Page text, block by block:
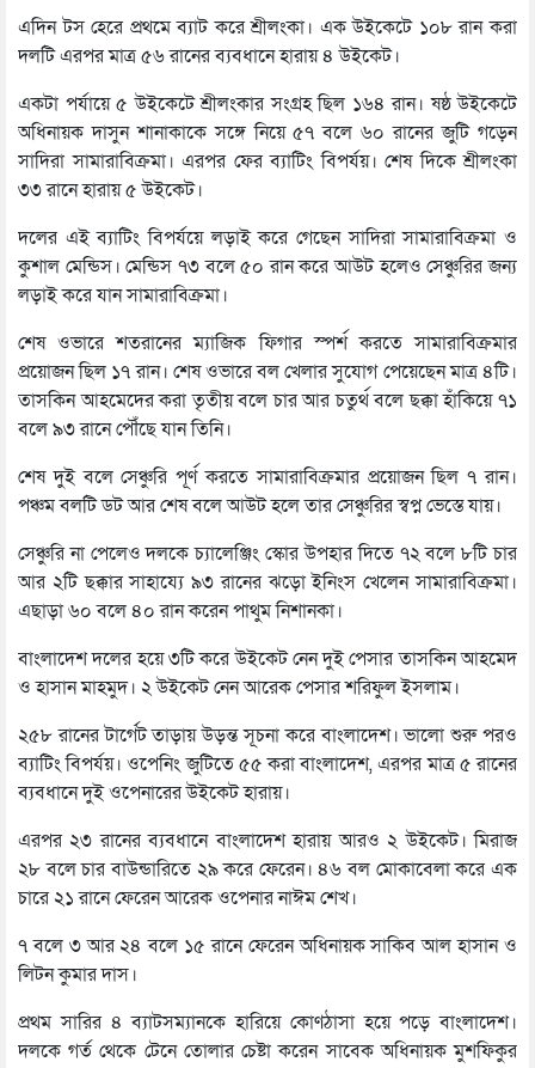
এদিন টস হেরে প্রথমে ব্যাট করে শ্রীলংকা। এক উইকেটে ১০৮ রান করা
দলটি এরপর মাত্র ৫৬ রানের ব্যবধানে হারায় ৪ উইকেট।
একটা পর্যায়ে ৫ উইকেটে শ্রীলংকার সংগ্রহ ছিল ১৬৪ রান। ষষ্ঠ উইকেটে
অধিনায়ক দাসুন শানাকাকে সঙ্গে নিয়ে ৫৭ বলে ৬০ রানের জুটি গড়েন
সাদিরা সামারাবিক্রমা। এরপর ফের ব্যাটিং বিপর্যয়। শেষ দিকে শ্রীলংকা
৩৩ রানে হারায় ৫ উইকেট।
দলের এই ব্যাটিং বিপর্যয়ে লড়াই করে গেছেন সাদিরা সামারাবিক্রমা ও
কুশাল মেন্ডিস। মেন্ডিস ৭৩ বলে ৫০ রান করে আউট হলেও সেঞ্চুরির জন্য
লড়াই করে যান সামারাবিক্রমা।
শেষ ওভারে শতরানের ম্যাজিক ফিগার স্পর্শ করতে সামারাবিক্রমার
প্রয়োজন ছিল ১৭ রান। শেষ ওভারে বল খেলার সুযোগ পেয়েছেন মাত্র ৪টি।
তাসকিন আহমেদের করা তৃতীয় বলে চার আর চতুর্থ বলে ছক্কা হাঁকিয়ে ৭১
বলে ৯৩ রানে পৌঁছে যান তিনি।
শেষ দুই বলে সেঞ্চুরি পূর্ণ করতে সামারাবিক্রমার প্রয়োজন ছিল ৭ রান।
পঞ্চম বলটি ডট আর শেষ বলে আউট হলে তার সেঞ্চুরির স্বপ্ন ভেস্তে যায়।
সেঞ্চুরি না পেলেও দলকে চ্যালেঞ্জিং স্কোর উপহার দিতে ৭২ বলে ৮টি চার
আর ২টি ছক্কার সাহায্যে ৯৩ রানের ঝড়ো ইনিংস খেলেন সামারাবিক্রমা।
এছাড়া ৬০ বলে ৪০ রান করেন পাথুম নিশানকা।
বাংলাদেশ দলের হয়ে ৩টি করে উইকেট নেন দুই পেসার তাসকিন আহমেদ
ও হাসান মাহমুদ। ২ উইকেট নেন আরেক পেসার শরিফুল ইসলাম।
২৫৮ রানের টার্গেট তাড়ায় উড়ন্ত সূচনা করে বাংলাদেশ। ভালো শুরু পরও
ব্যাটিং বিপর্যয়। ওপেনিং জুটিতে ৫৫ করা বাংলাদেশ, এরপর মাত্র ৫ রানের
ব্যবধানে দুই ওপেনারের উইকেট হারায়।
এরপর ২৩ রানের ব্যবধানে বাংলাদেশ হারায় আরও ২ উইকেট। মিরাজ
২৮ বলে চার বাউন্ডারিতে ২৯ করে ফেরেন। ৪৬ বল মোকাবেলা করে এক
চারে ২১ রানে ফেরেন আরেক ওপেনার নাঈম শেখ।
৭ বলে ৩ আর ২৪ বলে ১৫ রানে ফেরেন অধিনায়ক সাকিব আল হাসান ও
লিটন কুমার দাস।
প্রথম সারির ৪ ব্যাটসম্যানকে হারিয়ে কোণঠাসা হয়ে পড়ে বাংলাদেশ।
দলকে গর্ত থেকে টেনে তোলার চেষ্টা করেন সাবেক অধিনায়ক মুশফিকুর